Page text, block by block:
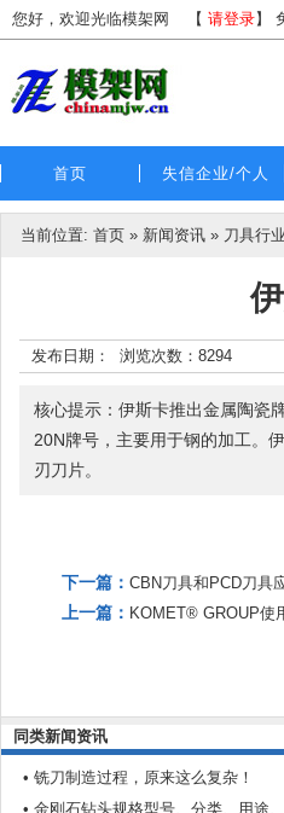
您好，欢迎光临模架网 【 请登录】
首页 失信企业/个人
当前位置: 首页 » 新闻资讯 » 刀具行业
发布日期： 浏览次数： 8294
核心提示：伊斯卡推出金属陶瓷
20N牌号，主要用于钢的加工。
刃刀片。
下一篇： CBN刀具和PCD刀具
上一篇： KOMET® GROUP使
同类新闻资讯
• 铣刀制造过程，原来这么复杂！
• 金刚石钻头规格型号、分类、用途